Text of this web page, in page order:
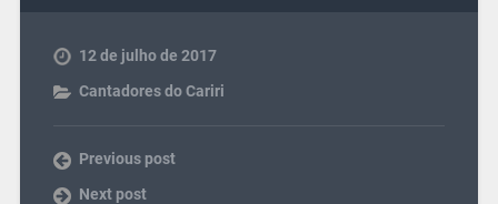
12 de julho de 2017
Cantadores do Cariri
Previous post
Next post